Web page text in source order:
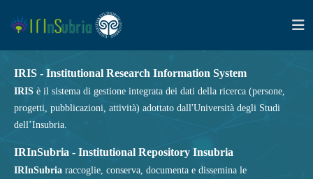
IRIS - Institutional Research Information System
IRIS è il sistema di gestione integrata dei dati della ricerca (persone,
progetti, pubblicazioni, attività) adottato dall'Università degli Studi
dell’Insubria.
IRInSubria - Institutional Repository Insubria
IRInSubria raccoglie, conserva, documenta e dissemina le